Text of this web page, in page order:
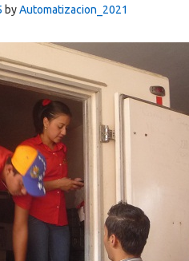
byAutomatizacion_2021